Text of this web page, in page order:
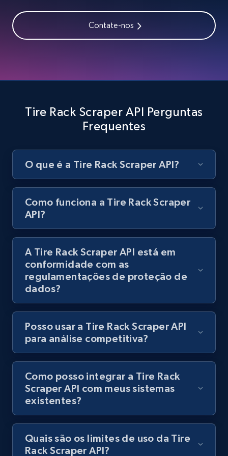
Category id, Product id, Product name, Price,
Currency, Colour code, Colour, Description, and
Best Buy products
Currency, Discount, Initial price, and more.
products using specified keywords
URL, Product id, Title, Images, Final price,
Currency, Discount, Initial price, and more.
1.1K+
Lowes.com
more.
Contate-nos
Tire Rack Scraper API Perguntas
Frequentes
O que é a Tire Rack Scraper API?
Como funciona a Tire Rack Scraper
API?
A Tire Rack Scraper API está em
conformidade com as
regulamentações de proteção de
dados?
Posso usar a Tire Rack Scraper API
para análise competitiva?
Como posso integrar a Tire Rack
Scraper API com meus sistemas
existentes?
Quais são os limites de uso da Tire
Rack Scraper API?